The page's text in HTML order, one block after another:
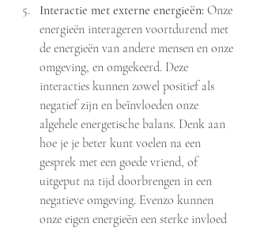
Interactie met externe energieën: Onze
energieën interageren voortdurend met
de energieën van andere mensen en onze
omgeving, en omgekeerd. Deze
interacties kunnen zowel positief als
negatief zijn en beïnvloeden onze
algehele energetische balans. Denk aan
hoe je je beter kunt voelen na een
gesprek met een goede vriend, of
uitgeput na tijd doorbrengen in een
negatieve omgeving. Evenzo kunnen
onze eigen energieën een sterke invloed